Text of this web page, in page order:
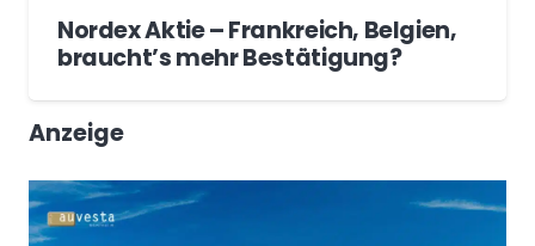
Nordex Aktie – Frankreich, Belgien,
braucht’s mehr Bestätigung?
Anzeige